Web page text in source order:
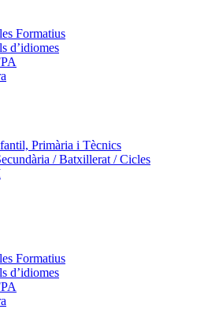
Formatius
d’idiomes
Primària i Tècnics
/ Batxillerat / Cicles
Formatius
d’idiomes